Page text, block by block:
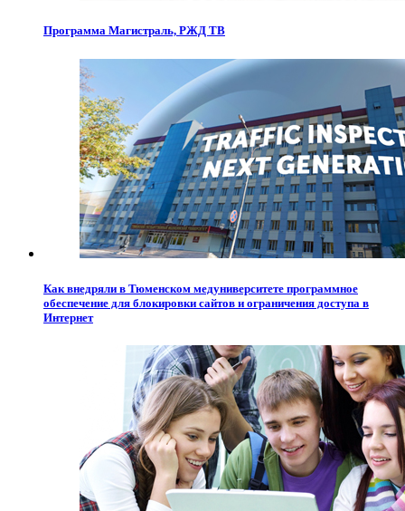
Программа Магистраль, РЖД ТВ
Как внедряли в Тюменском медуниверситете программное
обеспечение для блокировки сайтов и ограничения доступа в
Интернет